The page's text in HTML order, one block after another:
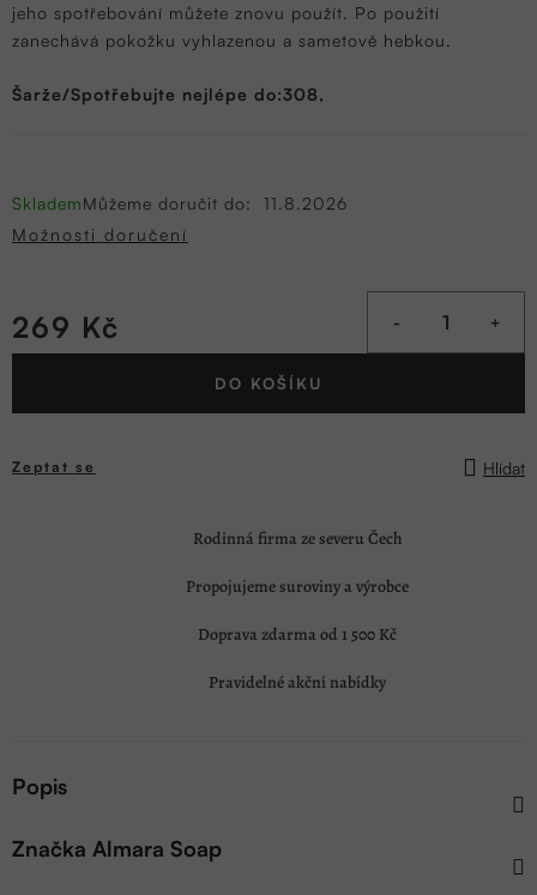
jeho spotřebování můžete znovu použít. Po použití
zanechává pokožku vyhlazenou a sametově hebkou.
Šarže/Spotřebujte nejlépe do:308,
SklademMůžeme doručit do:
11.8.2026
Možnosti doručení
269 Kč
Měrná
DO KOŠÍKU
Zeptat se Hlídat
Rodinná firma ze severu Čech
Propojujeme suroviny a výrobce
Doprava zdarma od 1 500 Kč
Pravidelné akční nabídky
Popis
Značka Almara Soap